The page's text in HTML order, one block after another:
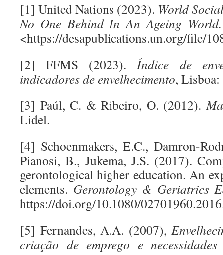
[1] United Nations (2023). World
No One Behind In An Ageing World.
<https://desapublications.un.org/file/
[2] FFMS (2023).Índice de
indicadores de envelhecimento,
[3] Paúl, C. & Ribeiro, O. (2012).
Lidel.
[4] Schoenmakers, E.C., Damron-
Pianosi, B., Jukema, J.S. (2017).
gerontological higher education. An
elements. Gerontology & Geriatrics
https://doi.org/10.1080/
[5] Fernandes, A.A. (2007),
criação de emprego e